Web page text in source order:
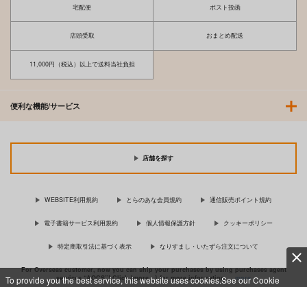
To provide you the best service, this website uses cookies.See our Cookie
宅配便 ポスト投函
店頭受取 おまとめ配送
11,000円（税込）以上で送料当社負担
便利な機能/サービス
店舗を探す
WEBSITE利用規約 とらのあな会員規約 通信販売ポイント規約
電子書籍サービス利用規約 個人情報保護方針 クッキーポリシー
特定商取引法に基づく表示 なりすまし・いたずら注文について
For Overseas customer, now you can ship your purchases by using purchases agent
services “AOCS”! Click {more…} for more information …more